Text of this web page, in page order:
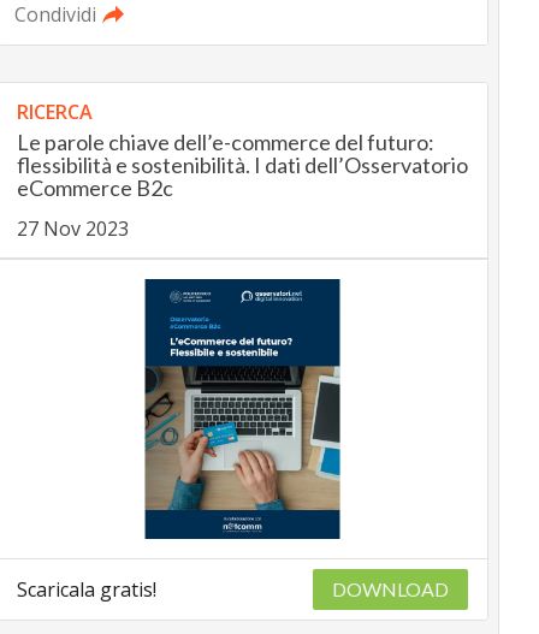
Condividi
RICERCA
Le parole chiave dell’e-commerce del futuro:
flessibilità e sostenibilità. I dati dell’Osservatorio
eCommerce B2c
27 Nov 2023
Scaricala gratis! DOWNLOAD